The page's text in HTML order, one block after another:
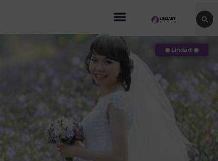
◉ Lindart ◉